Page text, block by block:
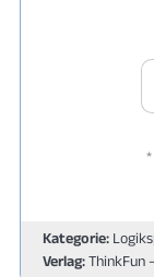
*
Kategorie:
Verlag:ThinkFun